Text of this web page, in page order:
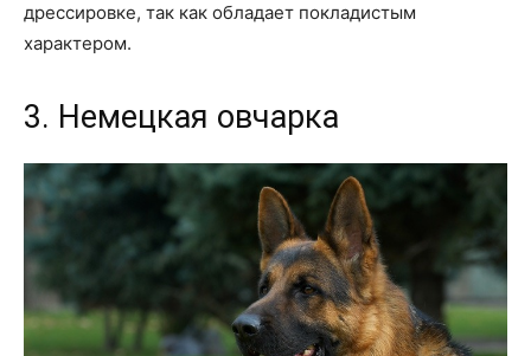
дрессировке, так как обладает покладистым
характером.
3. Немецкая овчарка